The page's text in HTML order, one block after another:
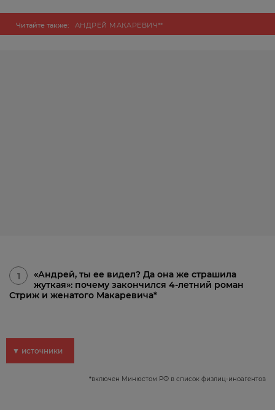
Читайте также: АНДРЕЙ МАКАРЕВИЧ**
1
«Андрей, ты ее видел? Да она же страшила
жуткая»: почему закончился 4-летний роман
Стриж и женатого Макаревича*
▼ источники
*включен Минюстом РФ в список физлиц-иноагентов